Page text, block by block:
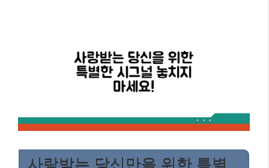
사랑받는 당신만을 위한 특별